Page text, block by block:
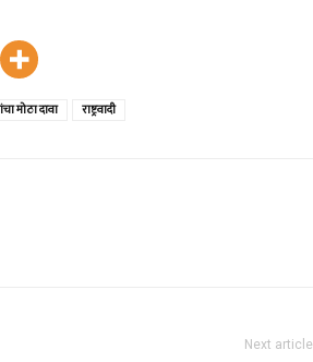
मोठा दावा राष्ट्रवादी
Next article